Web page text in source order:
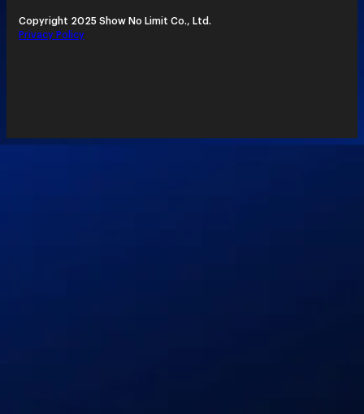
Copyright 2025 Show No Limit Co., Ltd.
Privacy Policy